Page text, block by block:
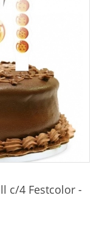
c/4 Festcolor -